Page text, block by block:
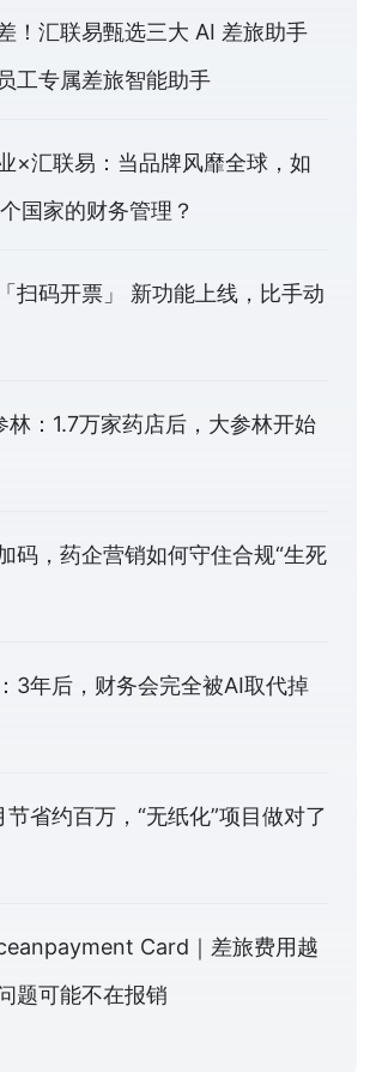
！汇联易甄选三大 AI 差旅助手
工专属差旅智能助手
×汇联易：当品牌风靡全球，如
国家的财务管理？
扫码开票」 新功能上线，比手动
林：1.7万家药店后，大参林开始
码，药企营销如何守住合规“生死
3年后，财务会完全被AI取代掉
省约百万，“无纸化”项目做对了
Card｜差旅费用越
题可能不在报销